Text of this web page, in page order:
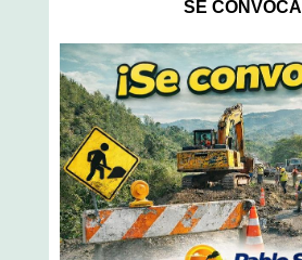
SE CONVOCA